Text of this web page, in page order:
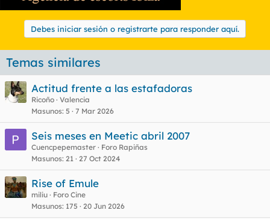
Debes iniciar sesión o registrarte para responder aquí.
Temas similares
Actitud frente a las estafadoras
Ricoño Valencia
Masunos 5 7 Mar 2026
Seis meses en Meetic abril 2007
Cuencpepemaster
Foro Rapiñas
Masunos 21 27 Oct 2024
Rise of Emule
miliu
Foro Cine
Masunos 175 20 Jun 2026